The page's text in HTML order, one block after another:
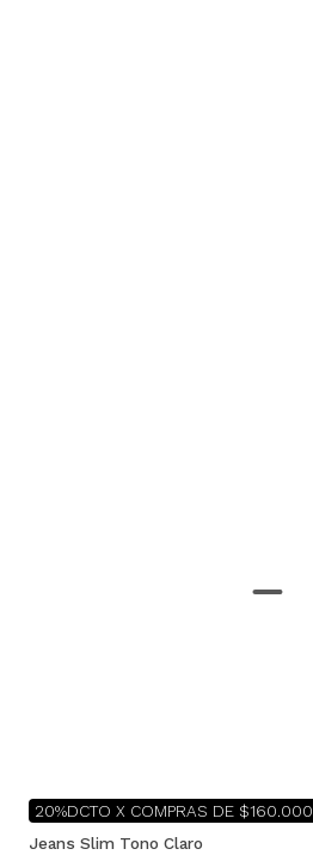
20%DCTO X COMPRAS DE $160.000
Jeans Slim Tono Claro